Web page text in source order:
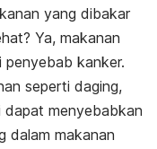
yang dibakar
Ya, makanan
kanker.
seperti daging,
dapat menyebabkan
dalam makanan